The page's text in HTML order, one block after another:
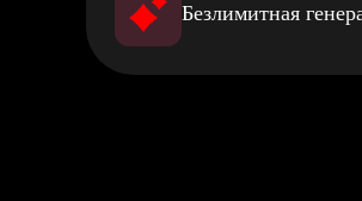
Безлимитная